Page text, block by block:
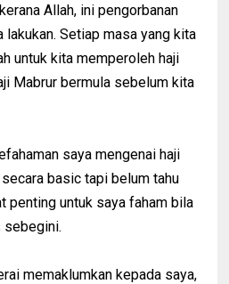
Allah, ini pengorbanan
lakukan. Setiap masa yang kita
untuk kita memperoleh haji
Mabrur bermula sebelum kita
saya mengenai haji
basic tapi belum tahu
penting untuk saya faham bila
sebegini.
memaklumkan kepada saya,